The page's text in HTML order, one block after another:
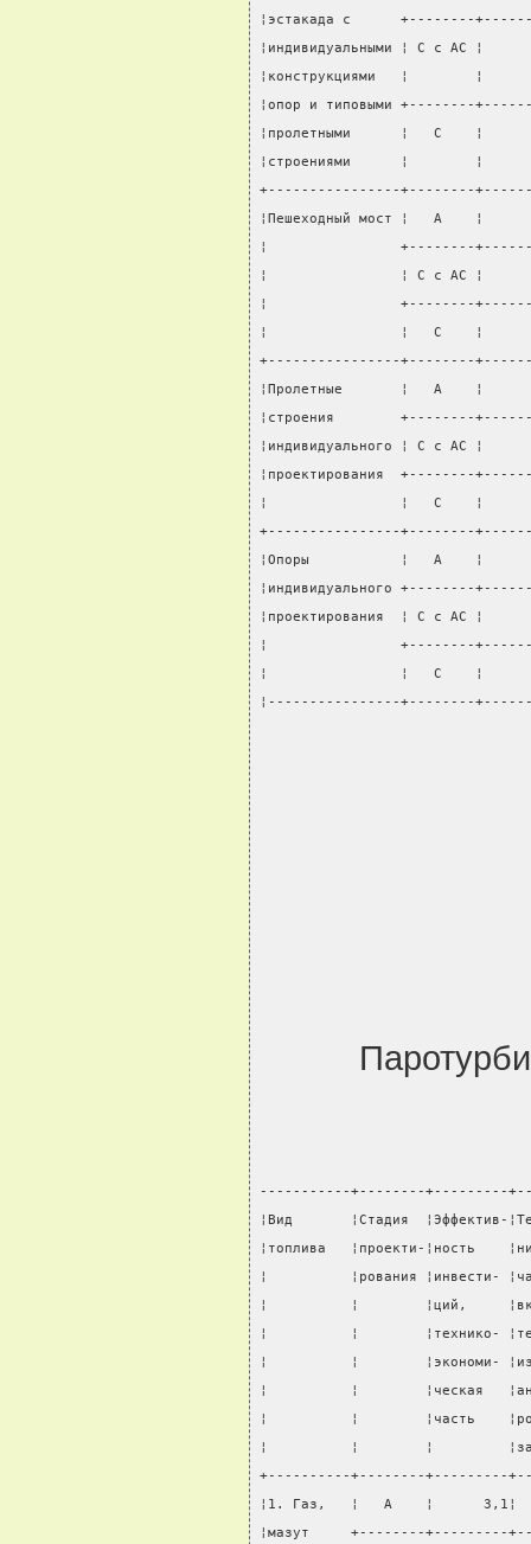
¦эстакада с      +--------
¦индивидуальными ¦ С с АС
¦конструкциями   ¦
¦опор и типовыми +--------
¦пролетными      ¦   С    ¦
¦строениями      ¦
+----------------+--------
¦Пешеходный мост ¦   А    ¦
¦                +--------
¦                ¦ С с АС ¦
¦                +--------
¦                ¦   С    ¦
+----------------+--------
¦Пролетные       ¦   А    ¦
¦строения        +--------
¦индивидуального ¦ С с АС
¦проектирования  +--------
¦                ¦   С    ¦
+----------------+--------
¦Опоры           ¦   А    ¦
¦индивидуального +--------
¦проектирования  ¦ С с АС
¦                +--------
¦                ¦   С    ¦
¦----------------+--------
-----------+--------+---------
¦Вид       ¦Стадия  ¦Эффектив-
¦топлива   ¦проекти-¦ность
¦          ¦рования ¦инвести-
¦          ¦        ¦ций,
¦          ¦        ¦технико-
¦          ¦        ¦экономи-
¦          ¦        ¦ческая
¦          ¦        ¦часть
¦          ¦        ¦
+----------+--------+---------
¦1. Газ,   ¦   А    ¦      3,1¦
¦мазут     +--------+---------